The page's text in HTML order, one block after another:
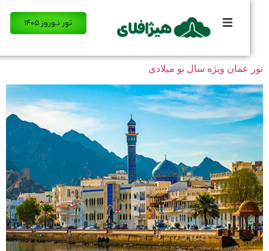
تور نـوروز ۱۴۰۵
عمان ویژه سال نو میلادی